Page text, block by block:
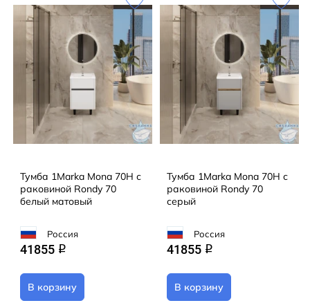
Тумба 1Marka Mona 70Н с
раковиной Rondy 70
белый матовый
Россия
41855 q
В корзину
Тумба 1Marka Mona 70Н с
раковиной Rondy 70
серый
Россия
41855 q
В корзину